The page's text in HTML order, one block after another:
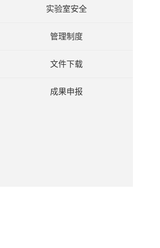
实验室安全
管理制度
文件下载
成果申报